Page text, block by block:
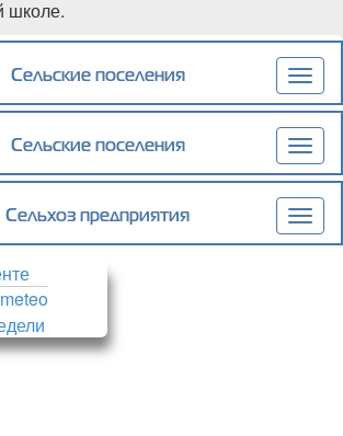
школе.
Каякентского района провел
встречу с руководством села
Сельские поселения
Сельские поселения
Сельхоз предприятия